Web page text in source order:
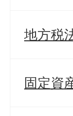
地方税
固定資